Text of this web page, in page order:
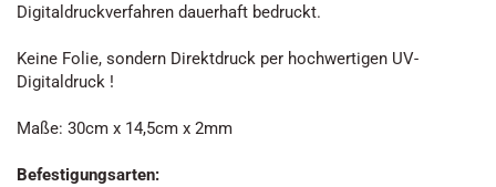
Digitaldruckverfahren dauerhaft bedruckt.
Keine Folie, sondern Direktdruck per hochwertigen UV-
Digitaldruck !
Maße: 30cm x 14,5cm x 2mm
Befestigungsarten: